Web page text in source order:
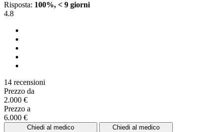
Risposta: 100%, < 9 giorni
4.8
14 recensioni
Prezzo da
2.000 €
Prezzo a
6.000 €
Chiedi al medico Chiedi al medico